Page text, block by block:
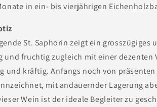
in ein- bis vierjährigen
St. Saphorin zeigt ein grosszügiges
und fruchtig zugleich mit einer dezenten
und kräftig. Anfangs noch von
mit andauernder Lagerung
Wein ist der ideale Begleiter zu